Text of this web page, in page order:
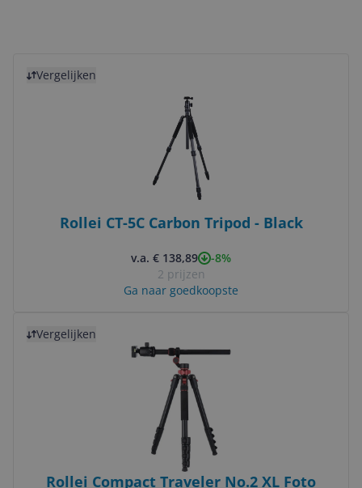
Vergelijken
Rollei CT-5C Carbon Tripod - Black
v.a. € 138,89
-8%
2 prijzen
Ga naar goedkoopste
Vergelijken
Rollei Compact Traveler No.2 XL Foto